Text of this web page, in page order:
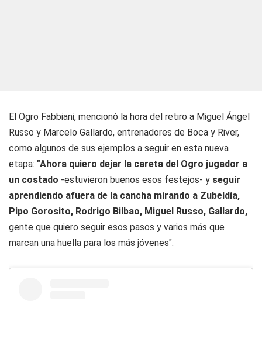
El Ogro Fabbiani, mencionó la hora del retiro a Miguel Ángel
Russo y Marcelo Gallardo, entrenadores de Boca y River,
como algunos de sus ejemplos a seguir en esta nueva
etapa: "Ahora quiero dejar la careta del Ogro jugador a
un costado -estuvieron buenos esos festejos- y seguir
aprendiendo afuera de la cancha mirando a Zubeldía,
Pipo Gorosito, Rodrigo Bilbao, Miguel Russo, Gallardo,
gente que quiero seguir esos pasos y varios más que
marcan una huella para los más jóvenes".